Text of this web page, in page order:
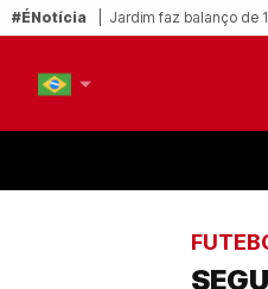
#ÉNotícia Jardim faz balanço de